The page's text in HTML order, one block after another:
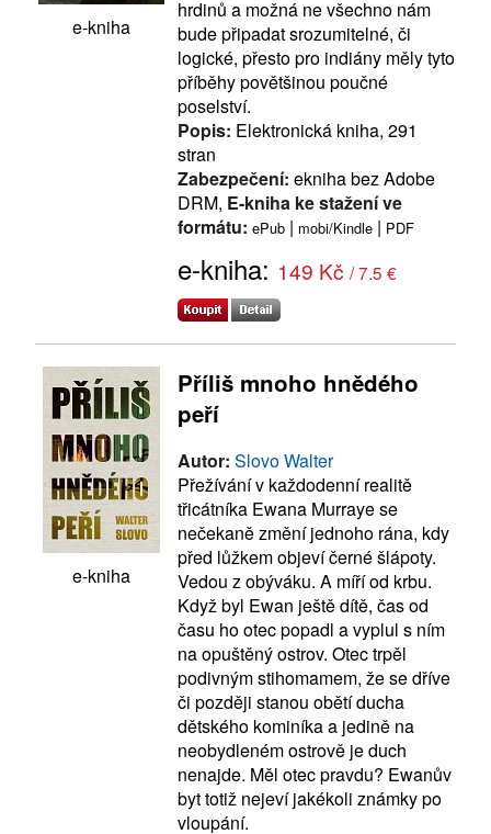
e-kniha
hrdinů a možná ne všechno nám
bude připadat srozumitelné, či
logické, přesto pro indiány měly tyto
příběhy povětšinou poučné
poselství.
Popis: Elektronická kniha, 291
stran
Zabezpečení: ekniha bez Adobe
DRM, E-kniha ke stažení ve
formátu: ePub | mobi/Kindle | PDF
e-kniha: 149 Kč / 7.5 €
e-kniha
Příliš mnoho hnědého
peří
Autor: Slovo Walter
Přežívání v každodenní realitě
třicátníka Ewana Murraye se
nečekaně změní jednoho rána, kdy
před lůžkem objeví černé šlápoty.
Vedou z obýváku. A míří od krbu.
Když byl Ewan ještě dítě, čas od
času ho otec popadl a vyplul s ním
na opuštěný ostrov. Otec trpěl
podivným stihomamem, že se dříve
či později stanou obětí ducha
dětského kominíka a jedině na
neobydleném ostrově je duch
nenajde. Měl otec pravdu? Ewanův
byt totiž nejeví jakékoli známky po
vloupání.